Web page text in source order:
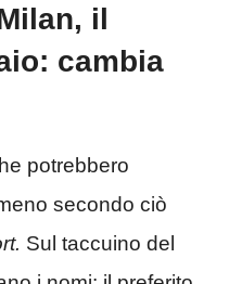
il
cambia
potrebbero
secondo ciò
Sul taccuino del